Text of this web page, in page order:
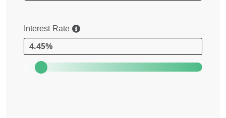
Interest Rate
4.45%